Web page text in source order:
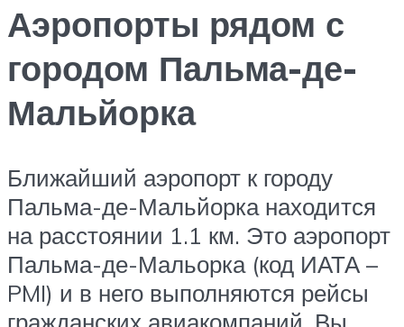
Аэропорты рядом с
городом Пальма-де-
Мальйорка
Ближайший аэропорт к городу
Пальма-де-Мальйорка находится
на расстоянии 1.1 км. Это аэропорт
Пальма-де-Мальорка (код ИАТА –
PMI) и в него выполняются рейсы